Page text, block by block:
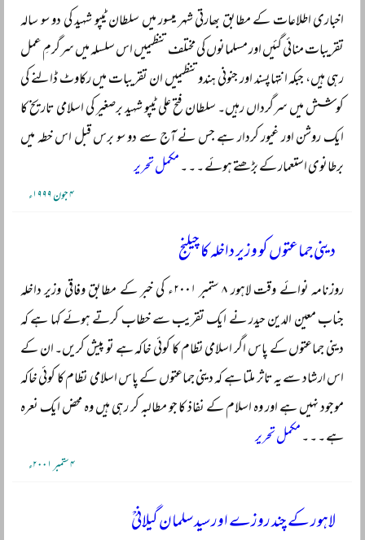
اخباری اطلاعات کے مطابق بھارتی شہر میسور میں سلطان ٹیپو شہید کی دو سو سالہ
تقریبات منائی گئیں اور مسلمانوں کی مختلف تنظیمیں اس سلسلہ میں سرگرمِ عمل
رہی ہیں، جبکہ انتہاپسند اور جنونی ہندو تنظیمیں ان تقریبات میں رکاوٹ ڈالنے کی
کوشش میں سرگرداں رہیں۔ سلطان فتح علی ٹیپو شہید برصغیر کی اسلامی تاریخ کا
ایک روشن اور غیور کردار ہے جس نے آج سے دو سو برس قبل اس خطہ میں
برطانوی استعمار کے بڑھتے ہوئے ۔ ۔ ۔ مکمل تحریر
۴ جون ۱۹۹۹ء
دینی جماعتوں کو وزیر داخلہ کا چیلنج
روزنامہ نوائے وقت لاہور ۸ ستمبر ۲۰۰۱ء کی خبر کے مطابق وفاقی وزیر داخلہ
جناب معین الدین حیدر نے ایک تقریب سے خطاب کرتے ہوئے کہا ہے کہ
دینی جماعتوں کے پاس اگر اسلامی نظام کا کوئی خاکہ ہے تو پیش کریں۔ ان کے
اس ارشاد سے یہ تاثر ملتا ہے کہ دینی جماعتوں کے پاس اسلامی نظام کا کوئی خاکہ
موجود نہیں ہے اور وہ اسلام کے نفاذ کا جو مطالبہ کر رہی ہیں وہ محض ایک نعرہ
ہے ۔ ۔ ۔ مکمل تحریر
۴ ستمبر ۲۰۰۱ء
لاہور کے چند روزے اور سید سلمان گیلانیؒ